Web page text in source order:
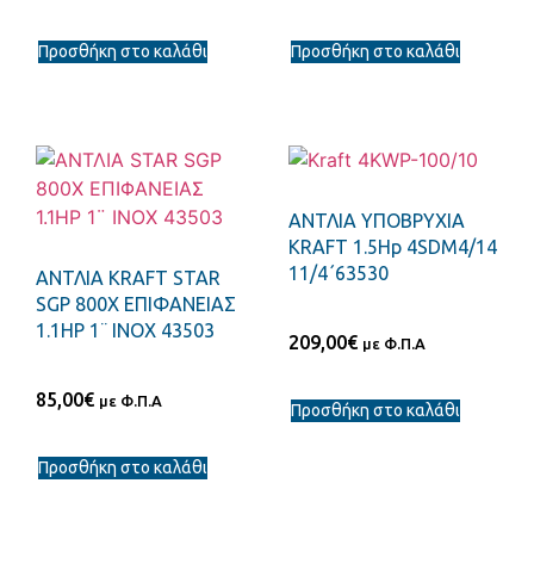
Προσθήκη στο καλάθι Προσθήκη στο καλάθι
ΑΝΤΛΙΑ KRAFT STAR
SGP 800X ΕΠΙΦAΝΕΙΑΣ
1.1HP 1¨ ΙΝΟΧ 43503
85,00€ με Φ.Π.Α
Προσθήκη στο καλάθι
ΑΝΤΛΙΑ ΥΠΟΒΡΥΧΙΑ
KRAFT 1.5Hp 4SDM4/14
11/4΄63530
209,00€ με Φ.Π.Α
Προσθήκη στο καλάθι